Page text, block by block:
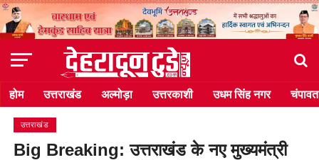
होम उत्तराखंड अल्मोड़ा उत्तरकाशी उधम सिंह नगर चंपावत
उत्तराखंड
Big Breaking: उत्तराखंड के नए मुख्यमंत्री